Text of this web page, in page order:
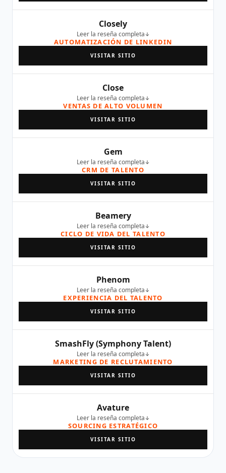
Closely
Leer la reseña completa
AUTOMATIZACIÓN DE LINKEDIN
VISITAR SITIO
Close
Leer la reseña completa
VENTAS DE ALTO VOLUMEN
VISITAR SITIO
Gem
Leer la reseña completa
CRM DE TALENTO
VISITAR SITIO
Beamery
Leer la reseña completa
CICLO DE VIDA DEL TALENTO
VISITAR SITIO
Phenom
Leer la reseña completa
EXPERIENCIA DEL TALENTO
VISITAR SITIO
SmashFly (Symphony Talent)
Leer la reseña completa
MARKETING DE RECLUTAMIENTO
VISITAR SITIO
Avature
Leer la reseña completa
SOURCING ESTRATÉGICO
VISITAR SITIO